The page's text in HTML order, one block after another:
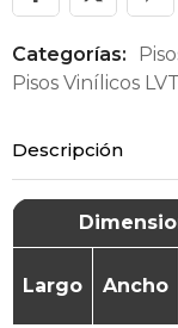
Categorías:
Pisos Vinílicos
Descripción
Largo Ancho